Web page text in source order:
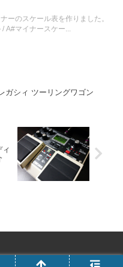
ーのスケール表を作りました。
A#マイナースケー...
ガシィ ツーリングワゴン